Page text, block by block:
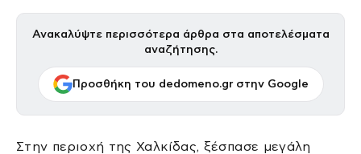
Ανακαλύψτε περισσότερα άρθρα στα αποτελέσματα
αναζήτησης.
Προσθήκη του dedomeno.gr στην Google
Στην περιοχή της Χαλκίδας, ξέσπασε μεγάλη